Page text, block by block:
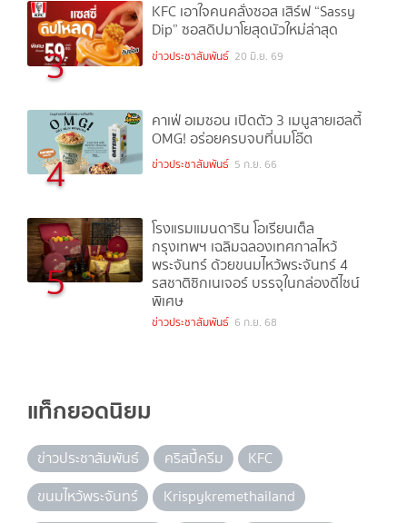
3
KFC เอาใจคนคลั่งซอส เสิร์ฟ “Sassy
Dip” ซอสดิปมาโยสุดนัวใหม่ล่าสุด
ข่าวประชาสัมพันธ์ 20 มิ.ย. 69
4
คาเฟ่ อเมซอน เปิดตัว 3 เมนูสายเฮลตี้
OMG! อร่อยครบจบที่นมโอ๊ต
ข่าวประชาสัมพันธ์ 5 ก.ย. 66
5
โรงแรมแมนดาริน โอเรียนเต็ล
กรุงเทพฯ เฉลิมฉลองเทศกาลไหว้
พระจันทร์ ด้วยขนมไหว้พระจันทร์ 4
รสชาติซิกเนเจอร์ บรรจุในกล่องดีไซน์
พิเศษ
ข่าวประชาสัมพันธ์ 6 ก.ย. 68
แท็กยอดนิยม
ข่าวประชาสัมพันธ์ คริสปี้ครีม
KFC
ขนมไหว้พระจันทร์
Krispykremethailand